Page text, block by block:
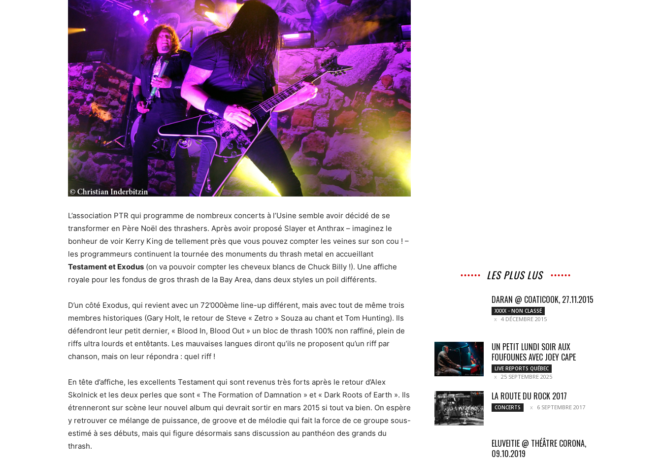
L’association PTR qui programme de nombreux concerts à l’Usine semble avoir décidé de se
transformer en Père Noël des thrashers. Après avoir proposé Slayer et Anthrax – imaginez le
bonheur de voir Kerry King de tellement près que vous pouvez compter les veines sur son cou ! –
les programmeurs continuent la tournée des monuments du thrash metal en accueillant
Testament et Exodus (on va pouvoir compter les cheveux blancs de Chuck Billy !). Une affiche
royale pour les fondus de gros thrash de la Bay Area, dans deux styles un poil différents.
D’un côté Exodus, qui revient avec un 72’000ème line-up différent, mais avec tout de même trois
membres historiques (Gary Holt, le retour de Steve « Zetro » Souza au chant et Tom Hunting). Ils
défendront leur petit dernier, « Blood In, Blood Out » un bloc de thrash 100% non raffiné, plein de
riffs ultra lourds et entêtants. Les mauvaises langues diront qu’ils ne proposent qu’un riff par
chanson, mais on leur répondra : quel riff !
En tête d’affiche, les excellents Testament qui sont revenus très forts après le retour d’Alex
Skolnick et les deux perles que sont « The Formation of Damnation » et « Dark Roots of Earth ». Ils
étrenneront sur scène leur nouvel album qui devrait sortir en mars 2015 si tout va bien. On espère
y retrouver ce mélange de puissance, de groove et de mélodie qui fait la force de ce groupe sous-
estimé à ses débuts, mais qui figure désormais sans discussion au panthéon des grands du
thrash.
LES PLUS LUS
DARAN @ COATICOOK, 27.11.2015
XXXX - NON CLASSÉ
4 DÉCEMBRE 2015
UN PETIT LUNDI SOIR AUX
FOUFOUNES AVEC JOEY CAPE
LIVE REPORTS QUÉBEC
25 SEPTEMBRE 2025
LA ROUTE DU ROCK 2017
CONCERTS 6 SEPTEMBRE 2017
ELUVEITIE @ THÉÂTRE CORONA,
09.10.2019